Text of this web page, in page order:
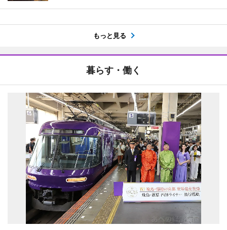
もっと見る
暮らす・働く